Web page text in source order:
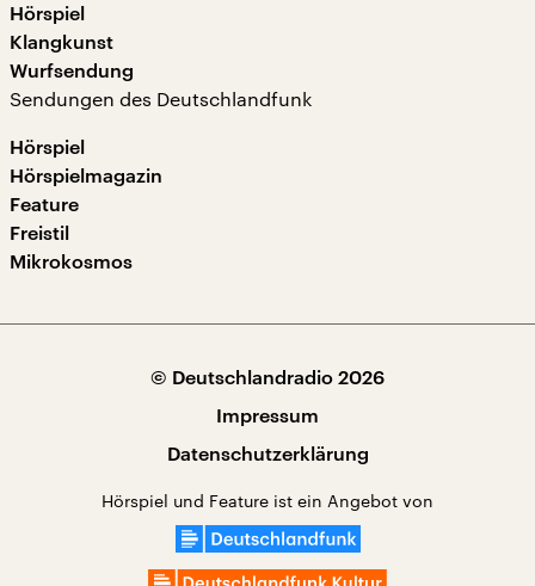
Hörspiel
Klangkunst
Wurfsendung
Sendungen des Deutschlandfunk
Hörspiel
Hörspielmagazin
Feature
Freistil
Mikrokosmos
© Deutschlandradio 2026
Impressum
Datenschutzerklärung
Hörspiel und Feature ist ein Angebot von